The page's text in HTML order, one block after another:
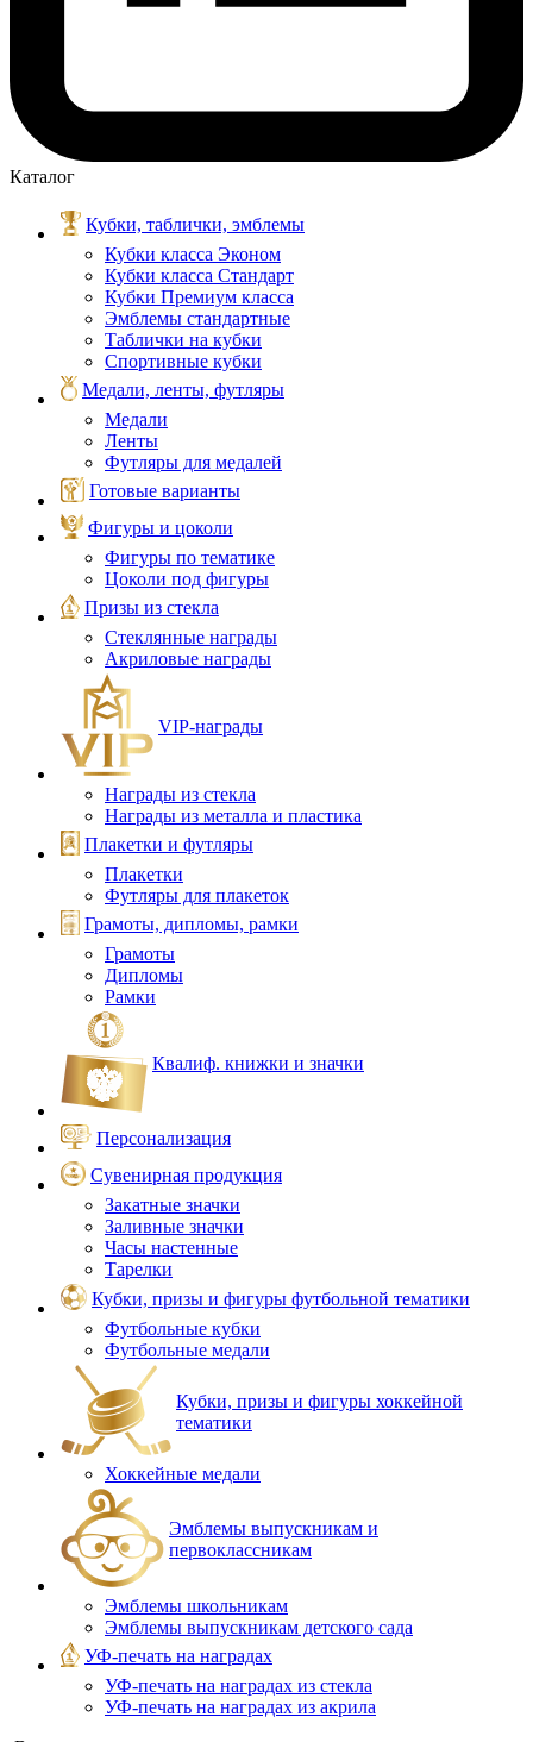
Каталог
Кубки, таблички, эмблемы
Кубки класса Эконом
Кубки класса Стандарт
Кубки Премиум класса
Эмблемы стандартные
Таблички на кубки
Спортивные кубки
Медали, ленты, футляры
Медали
Ленты
Футляры для медалей
Готовые варианты
Фигуры и цоколи
Фигуры по тематике
Цоколи под фигуры
Призы из стекла
Стеклянные награды
Акриловые награды
VIP‑награды
Награды из стекла
Награды из металла и пластика
Плакетки и футляры
Плакетки
Футляры для плакеток
Грамоты, дипломы, рамки
Грамоты
Дипломы
Рамки
Квалиф. книжки и значки
Персонализация
Сувенирная продукция
Закатные значки
Заливные значки
Часы настенные
Тарелки
Кубки, призы и фигуры футбольной тематики
Футбольные кубки
Футбольные медали
Кубки, призы и фигуры хоккейной
тематики
Хоккейные медали
Эмблемы выпускникам и
первоклассникам
Эмблемы школьникам
Эмблемы выпускникам детского сада
УФ-печать на наградах
УФ‑печать на наградах из стекла
УФ-печать на наградах из акрила